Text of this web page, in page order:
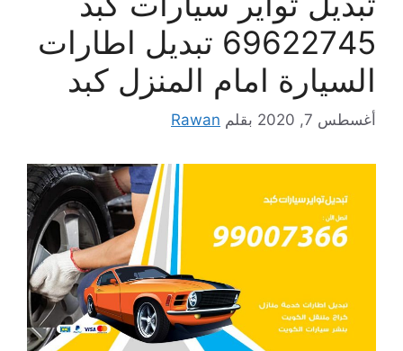
69622745 تبديل اطارات
السيارة امام المنزل كبد
أغسطس 7, 2020 بقلم Rawan